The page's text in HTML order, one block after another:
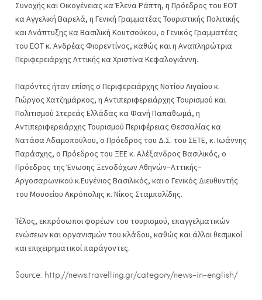
Συνοχής και Οικογένειας κα Έλενα Ράπτη, η Πρόεδρος του ΕΟΤ
κα Αγγελική Βαρελά, η Γενική Γραμματέας Τουριστικής Πολιτικής
και Ανάπτυξης κα Βασιλική Κουτσούκου, ο Γενικός Γραμματέας
του ΕΟΤ κ. Ανδρέας Φιορεντίνος, καθώς και η Αναπληρώτρια
Περιφερειάρχης Αττικής κα Χριστίνα Κεφαλογιάννη.
Παρόντες ήταν επίσης ο Περιφερειάρχης Νοτίου Αιγαίου κ.
Γιώργος Χατζημάρκος, η Αντιπεριφερειάρχης Τουρισμού και
Πολιτισμού Στερεάς Ελλάδας κα Φανή Παπαθωμά, η
Αντιπεριφερειάρχης Τουρισμού Περιφέρειας Θεσσαλίας κα
Νατάσα Αδαμοπούλου, ο Πρόεδρος του Δ.Σ. του ΣΕΤΕ, κ. Ιωάννης
Παράσχης, ο Πρόεδρος του ΞΕΕ κ. Αλέξανδρος Βασιλικός, ο
Πρόεδρος της Ένωσης Ξενοδόχων Αθηνών–Αττικής–
Αργοσαρωνικού κ.Ευγένιος Βασιλικός, και ο Γενικός Διευθυντής
του Μουσείου Ακρόπολης κ. Νίκος Σταμπολίδης.
Τέλος, εκπρόσωποι φορέων του τουρισμού, επαγγελματικών
ενώσεων και οργανισμών του κλάδου, καθώς και άλλοι θεσμικοί
και επιχειρηματικοί παράγοντες.
Source: http://news.travelling.gr/category/news-in-english/